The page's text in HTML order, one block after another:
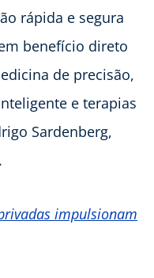
rápida e segura
benefício direto
de precisão,
e terapias
Sardenberg,
impulsionam